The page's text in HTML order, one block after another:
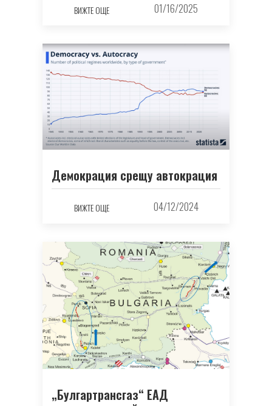
ВИЖТЕ ОЩЕ 01/16/2025
Демокрация срещу автокрация
ВИЖТЕ ОЩЕ 04/12/2024
„Булгартрансгаз“ ЕАД